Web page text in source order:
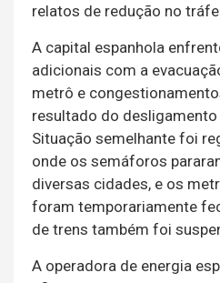
relatos de redução no
A capital espanhola
adicionais com a
metrô e
resultado do
Situação semelhante foi
onde os semáforos
diversas cidades, e os
foram temporariamente
de trens também foi
A operadora de energia